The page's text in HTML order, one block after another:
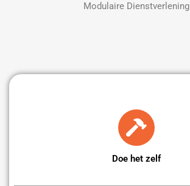
Modulaire Dienstverlening
Doe het zelf